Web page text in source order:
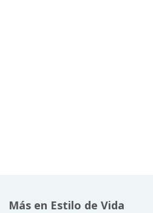
Más en Estilo de Vida